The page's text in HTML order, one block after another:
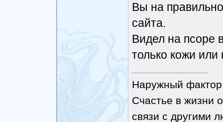
Вы на
сайта.
Видел на псоре
только кожи или
Наружный фактор
Счастье в жизни
связи с другими